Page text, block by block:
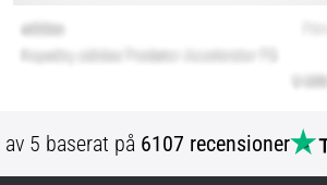
av 5 baserat på 6107 recensioner